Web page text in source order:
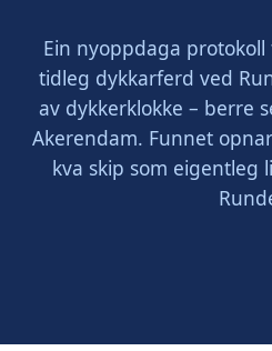
Ein nyoppdaga
tidleg dykkarferd ved
av dykkerklokke – berre
Akerendam. Funnet
kva skip som